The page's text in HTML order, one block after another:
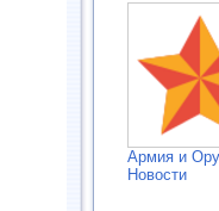
Армия и
Новости